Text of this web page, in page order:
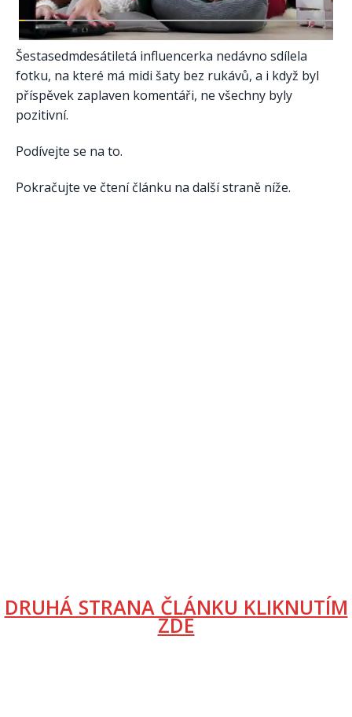
Šestasedmdesátiletá influencerka nedávno sdílela
fotku, na které má midi šaty bez rukávů, a i když byl
příspěvek zaplaven komentáři, ne všechny byly
pozitivní.
Podívejte se na to.
Pokračujte ve čtení článku na další straně níže.
DRUHÁ STRANA ČLÁNKU KLIKNUTÍM
ZDE